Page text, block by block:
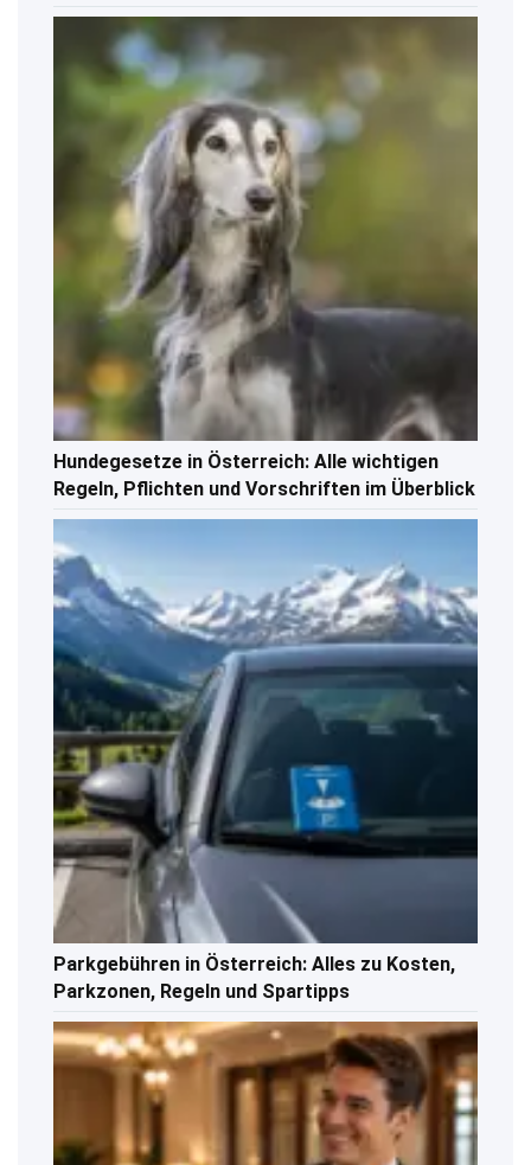
Hundegesetze in Österreich: Alle wichtigen
Regeln, Pflichten und Vorschriften im Überblick
Parkgebühren in Österreich: Alles zu Kosten,
Parkzonen, Regeln und Spartipps